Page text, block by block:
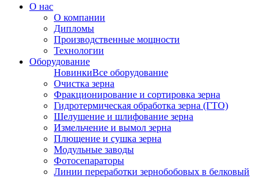
О нас
О компании
Дипломы
Производственные мощности
Технологии
Оборудование
НовинкиВсе оборудование
Очистка зерна
Фракционирование и сортировка зерна
Гидротермическая обработка зерна (ГТО)
Шелушение и шлифование зерна
Измельчение и вымол зерна
Плющение и сушка зерна
Модульные заводы
Фотосепараторы
Линии переработки зернобобовых в белковый